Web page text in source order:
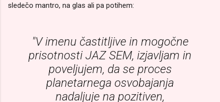
sledečo mantro, na glas ali pa potihem:
"V imenu častitljive in mogočne
prisotnosti JAZ SEM, izjavljam in
poveljujem, da se proces
planetarnega osvobajanja
nadaljuje na pozitiven,